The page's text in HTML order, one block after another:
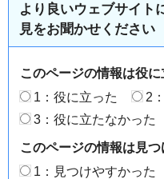
より良いウェブサイト
見をお聞かせください
このページの情報は役
1：役に立った
2
3：役に立たなかった
このページの情報は見
1：見つけやすかった